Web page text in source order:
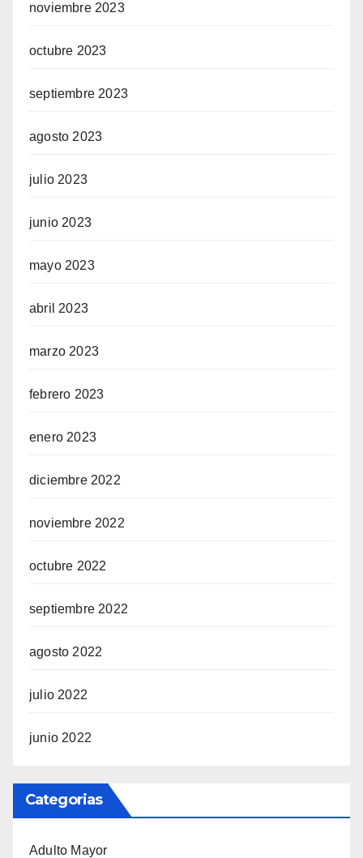
noviembre 2023
octubre 2023
septiembre 2023
agosto 2023
julio 2023
junio 2023
mayo 2023
abril 2023
marzo 2023
febrero 2023
enero 2023
diciembre 2022
noviembre 2022
octubre 2022
septiembre 2022
agosto 2022
julio 2022
junio 2022
Categorias
Adulto Mayor